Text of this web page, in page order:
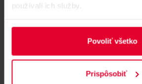
používali ich služby.
Povoliť všetko
Prispôsobiť